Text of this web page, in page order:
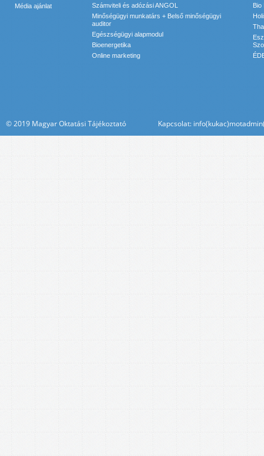
Média ajánlat
Számviteli és adózási ANGOL
Minőségügyi munkatárs + Belső minőségügyi
auditor
Egészségügyi alapmodul
Bioenergetika
Online marketing
© 2019 Magyar Oktatási Tájékoztató Kapcsolat: